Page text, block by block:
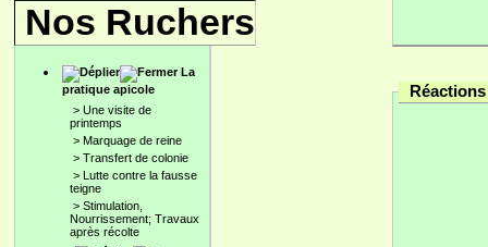
Nos Ruchers
La
pratique apicole
> Une visite de
printemps
> Marquage de reine
> Transfert de colonie
> Lutte contre la fausse
teigne
> Stimulation,
Nourrissement; Travaux
après récolte